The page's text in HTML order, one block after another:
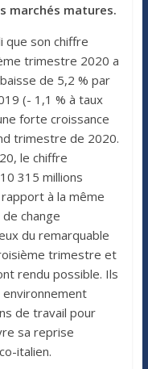
marchés matures.
que son chiffre
trimestre 2020 a
de 5,2 % par
(- 1,1 % à taux
forte croissance
trimestre de 2020.
le chiffre
315 millions
à la même
change
du remarquable
trimestre et
rendu possible. Ils
environnement
de travail pour
sa reprise
italien.